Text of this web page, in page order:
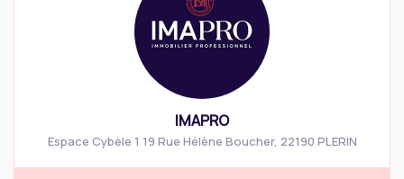
IMAPRO
Espace Cybèle 1 19 Rue Hélène Boucher, 22190 PLERIN